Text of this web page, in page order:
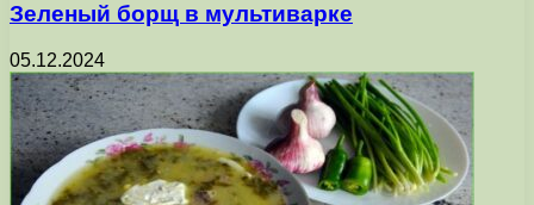
Зеленый борщ в мультиварке
05.12.2024